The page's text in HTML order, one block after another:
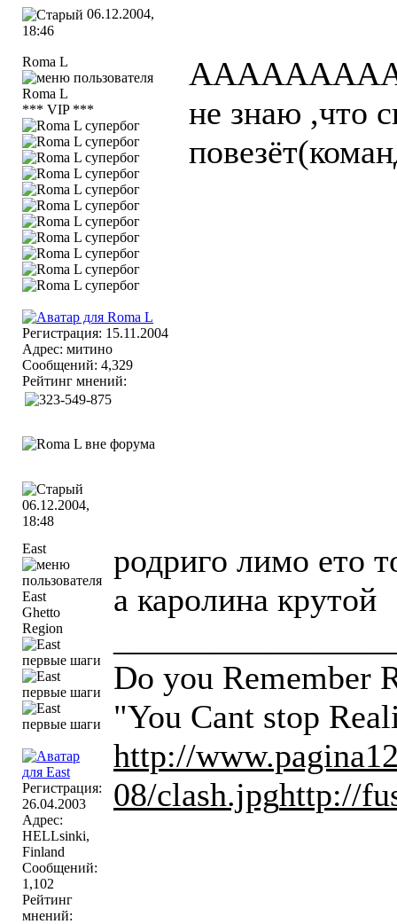
06.12.2004,
18:46
Roma L
*** VIP ***
Регистрация: 15.11.2004
Адрес: митино
Сообщений: 4,329
Рейтинг мнений:
не знаю ,что
06.12.2004,
18:48
East
Ghetto
Region
Регистрация:
26.04.2003
Адрес:
HELLsinki,
Finland
Сообщений:
1,102
Рейтинг
мнений:
родриго лимо ето
а каролина крутой
Do you Remember
"You Cant stop
http://
08/clash.jpghttp://